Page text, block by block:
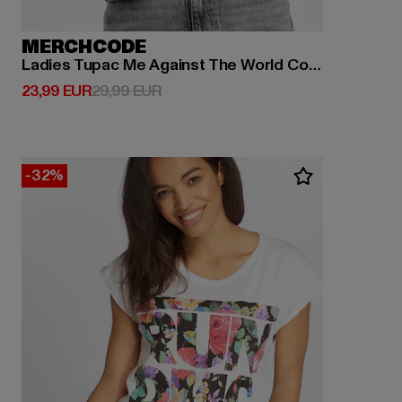
MERCHCODE
Ladies Tupac Me Against The World Cover
23,99 EUR
Derzeitiger Preis: 23,99 EUR
29,99 EURAktionspreis: 29,99 EUR
-32%